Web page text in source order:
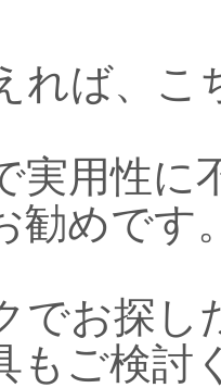
れば、こ
実用性に
勧めです
でお探し
もご検討